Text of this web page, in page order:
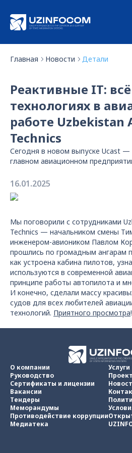
Главная Новости Детали
Реактивные IT:
технологиях в
работе Uzbekistan
Technics
Сегодня в новом выпуске Ucast —
главном авиационном
16.01.2025
Мы поговорили с сотрудниками
Technics — начальником смены
инженером-авиоником Павлом
прошлись по громадным ангарам
как устроена кабина пилотов,
используются в современной
принципе работы автопилота и
И конечно, сделали массу
судов для всех любителей
технологий. Приятного просмотра!
О компании
Руководство
Сертификаты и лицензии
Вакансии
Тендеры
Меморандумы
Противодействие коррупции
Медиатека
Услуги